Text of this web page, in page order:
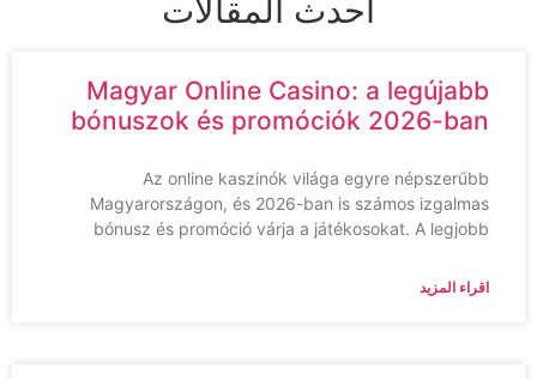
احدث المقالات
Magyar Online Casino: a legújabb
bónuszok és promóciók 2026-ban
Az online kaszinók világa egyre népszerűbb
Magyarországon, és 2026-ban is számos izgalmas
bónusz és promóció várja a játékosokat. A legjobb
اقراء المزيد